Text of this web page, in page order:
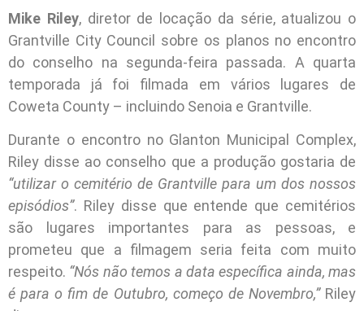
Mike Riley, diretor de locação da série, atualizou o
Grantville City Council sobre os planos no encontro
do conselho na segunda-feira passada. A quarta
temporada já foi filmada em vários lugares de
Coweta County – incluindo Senoia e Grantville.
Durante o encontro no Glanton Municipal Complex,
Riley disse ao conselho que a produção gostaria de
“utilizar o cemitério de Grantville para um dos nossos
episódios”. Riley disse que entende que cemitérios
são lugares importantes para as pessoas, e
prometeu que a filmagem seria feita com muito
respeito. “Nós não temos a data específica ainda, mas
é para o fim de Outubro, começo de Novembro,”Riley